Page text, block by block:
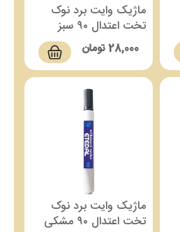
ماژیک وایت برد نوک
تخت اعتدال ۹۰ سبز
28,000تومان
ماژیک وایت برد نوک
تخت اعتدال ۹۰ مشکی